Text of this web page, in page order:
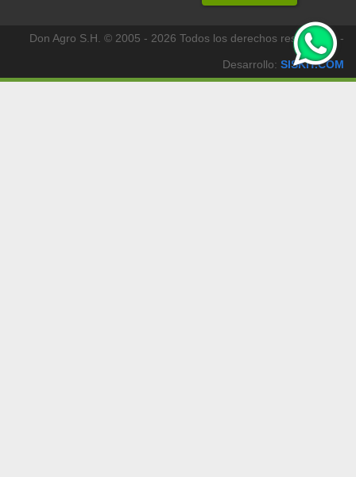
Don Agro S.H. © 2005 - 2026 Todos los derechos reservados -
Desarrollo: SISKIT.COM